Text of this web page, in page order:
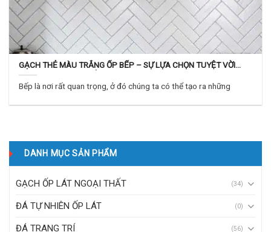
DANH MỤC SẢN PHẨM
GẠCH ỐP LÁT NGOẠI THẤT (34)
ĐÁ TỰ NHIÊN ỐP LÁT (0)
ĐÁ TRANG TRÍ (56)
​GẠCH THẺ MÀU TRẮNG ỐP BẾP – SỰ LỰA CHỌN TUYỆT VỜI
CHO KHÔNG GIAN BẾP
Bếp là nơi rất quan trọng, ở đó chúng ta có thể tạo ra những